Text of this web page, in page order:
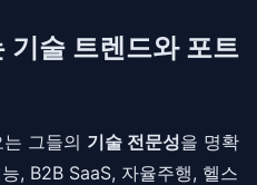
기술 트렌드와 포트
그들의 기술 전문성을 명확
, B2B SaaS, 자율주행, 헬스